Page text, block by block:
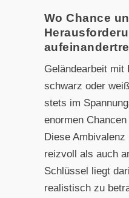
Wo Chance
Geländearbeit mit
schwarz oder
stets im
enormen
Diese
reizvoll als auch
Schlüssel liegt
realistisch zu